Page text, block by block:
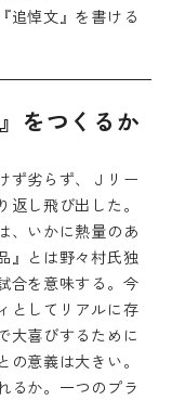
追悼文』を書ける
をつくるか
ず劣らず、Ｊリー
し飛び出した。
、いかに熱量のあ
』とは野々村氏独
合を意味する。今
としてリアルに存
大喜びするために
意義は大きい。
るか。一つのプラ